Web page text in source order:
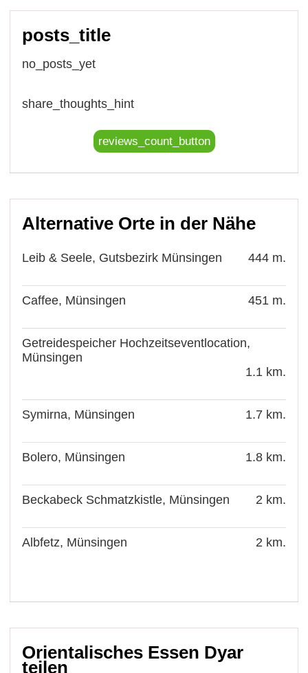
posts_title
no_posts_yet
share_thoughts_hint
reviews_count_button
Alternative Orte in der Nähe
Leib & Seele, Gutsbezirk Münsingen 444 m.
Caffee, Münsingen 451 m.
Getreidespeicher Hochzeitseventlocation,
Münsingen
1.1 km.
Symirna, Münsingen 1.7 km.
Bolero, Münsingen 1.8 km.
Beckabeck Schmatzkistle, Münsingen 2 km.
Albfetz, Münsingen 2 km.
Orientalisches Essen Dyar
teilen